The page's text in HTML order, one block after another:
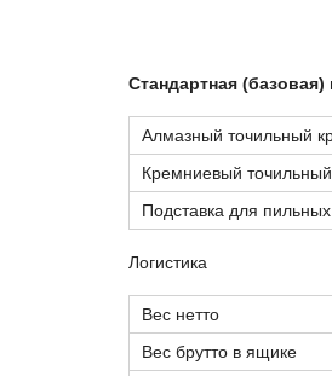
Стандартная (базовая)
Алмазный точильный
Кремниевый точильный
Подставка для
Логистика
Вес нетто
Вес брутто в ящике